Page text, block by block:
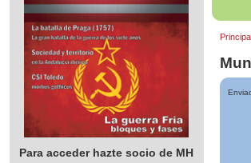
Para acceder hazte socio de MH